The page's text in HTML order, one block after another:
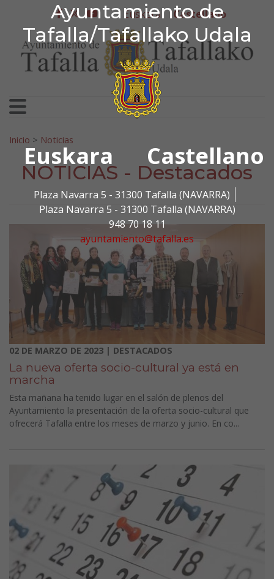
Ayuntamiento de
Tafalla/Tafallako Udala
Euskara Castellano
Plaza Navarra 5 - 31300 Tafalla (NAVARRA)
Plaza Navarra 5 - 31300 Tafalla (NAVARRA)
948 70 18 11
ayuntamiento@tafalla.es
Ir al contenido
Ayuntamiento de
facebook
twitter
youtube
Euskera Castellano
Search for:
Inicio > Noticias
NOTICIAS - Destacados
02 DE MARZO DE 2023 | DESTACADOS
La nueva oferta socio-cultural ya está en
marcha
Esta mañana ha tenido lugar en el salón de plenos del
Ayuntamiento la presentación de la oferta socio-cultural que
ofrecerá Tafalla entre los meses de marzo y junio. En co...